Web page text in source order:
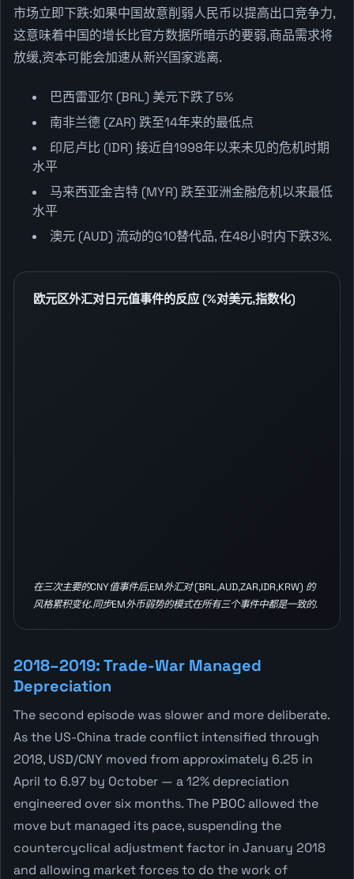
市场立即下跌:如果中国故意削弱人民币以提高出口竞争力,
这意味着中国的增长比官方数据所暗示的要弱,商品需求将
放缓,资本可能会加速从新兴国家逃离.
巴西雷亚尔 (BRL) 美元下跌了5%
南非兰德 (ZAR) 跌至14年来的最低点
印尼卢比 (IDR) 接近自1998年以来未见的危机时期
水平
马来西亚金吉特 (MYR) 跌至亚洲金融危机以来最低
水平
澳元 (AUD) 流动的G10替代品, 在48小时内下跌3%.
欧元区外汇对日元值事件的反应 (%对美元,指数化)
在三次主要的CNY值事件后,EM外汇对 (BRL,AUD,ZAR,IDR,KRW) 的
风格累积变化.同步EM外币弱势的模式在所有三个事件中都是一致的.
2018–2019: Trade-War Managed
Depreciation
The second episode was slower and more deliberate.
As the US-China trade conflict intensified through
2018, USD/CNY moved from approximately 6.25 in
April to 6.97 by October — a 12% depreciation
engineered over six months. The PBOC allowed the
move but managed its pace, suspending the
countercyclical adjustment factor in January 2018
and allowing market forces to do the work of